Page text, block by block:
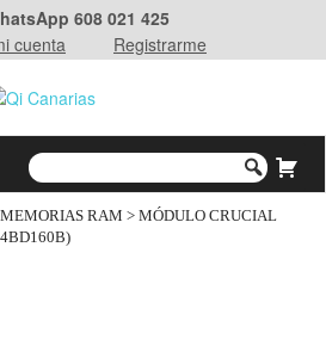
608 021 425
cuenta
Registrarme
MEMORIAS RAM > MÓDULO CRUCIAL